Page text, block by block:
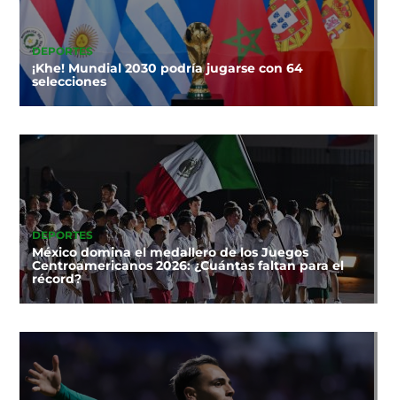
DEPORTES
¡Khe! Mundial 2030 podría jugarse con 64
selecciones
DEPORTES
México domina el medallero de los Juegos
Centroamericanos 2026: ¿Cuántas faltan para el
récord?